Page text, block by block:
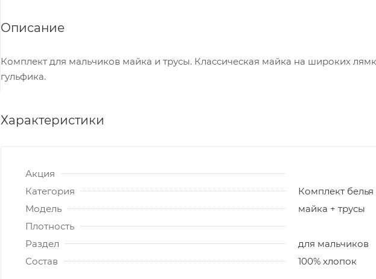
Описание
Комплект для мальчиков майка и трусы. Классическая майка на широких
гульфика.
Характеристики
Акция
Категория
Комплект белья
Модель
майка + трусы
Плотность
Раздел
для мальчиков
Состав
100% хлопок